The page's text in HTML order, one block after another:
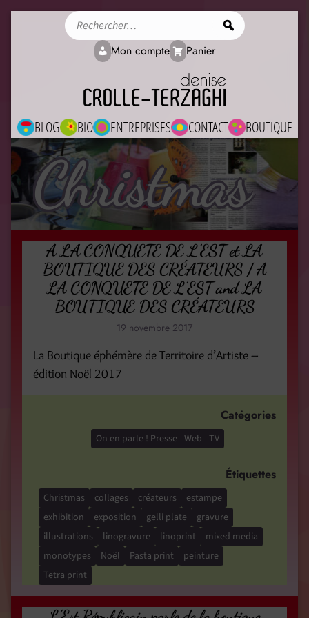
BLOG BIO ENTREPRISES CONTACT BOUTIQUE
Mon compte Panier
Christmas
A LA CONQUETE DE L’EST et LA
BOUTIQUE DES CRÉATEURS / A
LA CONQUETE DE L’EST and LA
BOUTIQUE DES CRÉATEURS
19 novembre 2017
La Boutique éphémère de Territoire d’Artiste –
édition Noël 2017
Catégories
On en parle ! Presse - Web - TV
Étiquettes
Christmas collages créateurs
estampe
exhibition
exposition gelli plate
gravure
illustrations
linogravure linoprint
mixed media
monotypes
Noël Pasta print
peinture
Tetra print